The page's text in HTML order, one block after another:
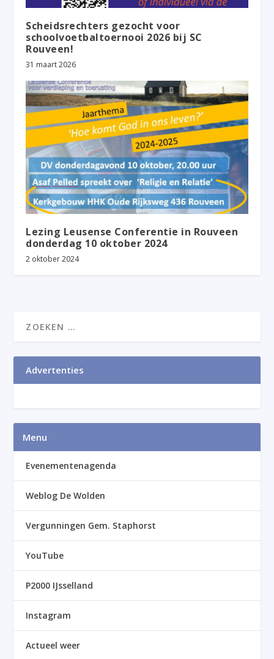
Scheidsrechters gezocht voor
schoolvoetbaltoernooi 2026 bij SC
Rouveen!
31 maart 2026
Lezing Leusense Conferentie in Rouveen
donderdag 10 oktober 2024
2 oktober 2024
Advertenties
Menu
Evenementenagenda
Weblog De Wolden
Vergunningen Gem. Staphorst
YouTube
P2000 IJsselland
Instagram
Actueel weer